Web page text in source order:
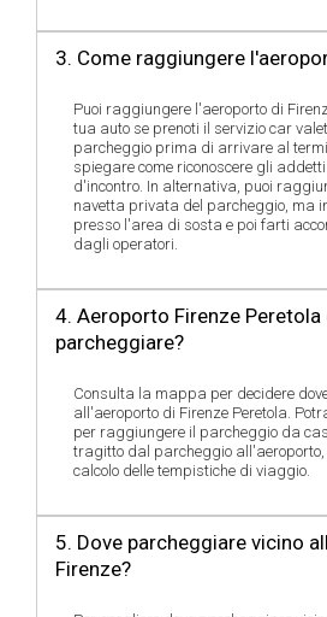
3. Come raggiungere
Puoi raggiungere l'aeroporto di
tua auto se prenoti il servizio car
parcheggio prima di arrivare al
spiegare come riconoscere gli
d'incontro. In alternativa, puoi
navetta privata del parcheggio, ma
presso l'area di sosta e poi farti
dagli operatori.
4. Aeroporto Firenze Peretola
parcheggiare?
Consulta la mappa per decidere
all'aeroporto di Firenze Peretola.
per raggiungere il parcheggio da
tragitto dal parcheggio all'aeroporto,
calcolo delle tempistiche di viaggio.
5. Dove parcheggiare vicino
Firenze?